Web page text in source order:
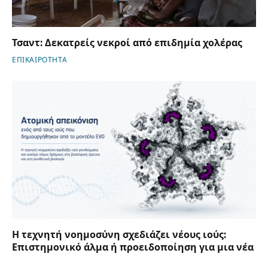
Τσαντ: Δεκατρείς νεκροί από επιδημία χολέρας
ΕΠΙΚΑΙΡΟΤΗΤΑ
Η τεχνητή νοημοσύνη σχεδιάζει νέους ιούς:
Επιστημονικό άλμα ή προειδοποίηση για μια νέα